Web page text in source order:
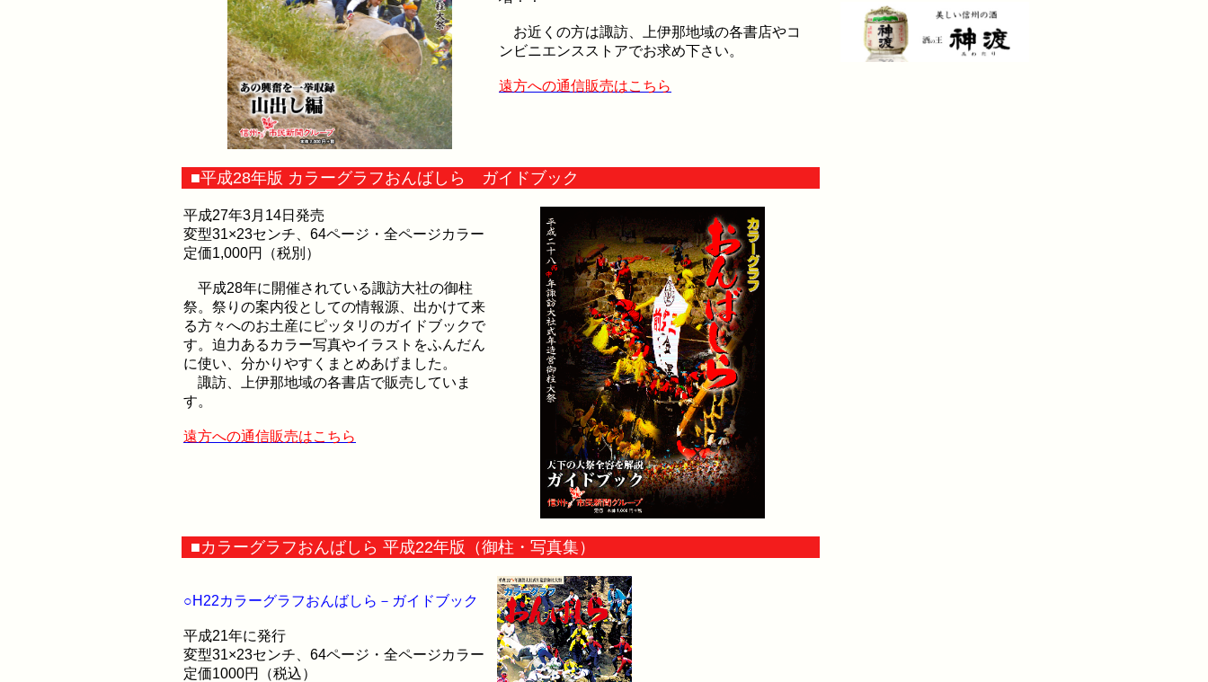
お近くの方は諏訪、上伊那地域の各書店やコ
ンビニエンスストアでお求め下さい。
遠方への通信販売はこちら
■平成28年版 カラーグラフおんばしら ガイドブック
平成27年3月14日発売
変型31×23センチ、64ページ・全ページカラー
定価1,000円（税別）
平成28年に開催されている諏訪大社の御柱
祭。祭りの案内役としての情報源、出かけて来
る方々へのお土産にピッタリのガイドブックで
す。迫力あるカラー写真やイラストをふんだん
に使い、分かりやすくまとめあげました。
諏訪、上伊那地域の各書店で販売していま
す。
遠方への通信販売はこちら
■カラーグラフおんばしら 平成22年版（御柱・写真集）
○H22カラーグラフおんばしら－ガイドブック
平成21年に発行
変型31×23センチ、64ページ・全ページカラー
定価1000円（税込）